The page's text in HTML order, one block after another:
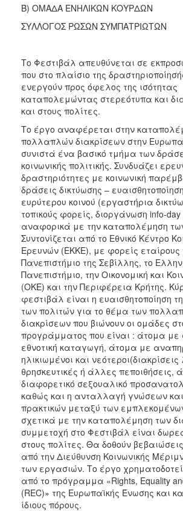
Β) ΟΜΑΔΑ ΕΝΗΛΙΚΩΝ ΚΟΥΡΔΩΝ
ΣΥΛΛΟΓΟΣ ΡΩΣΩΝ ΣΥΜΠΑΤΡΙΩΤΩΝ
Το Φεστιβάλ απευθύνεται σε
που στο πλαίσιο της
ενεργούν προς όφελος της ισότητας
καταπολεμώντας στερεότυπα και
και στους πολίτες.
Το έργο αναφέρεται στην
πολλαπλών διακρίσεων στην
συνιστά ένα βασικό τμήμα των
κοινωνικής πολιτικής. Συνδυάζει
δραστηριότητες με κοινωνική
δράσεις δικτύωσης –
ευρύτερου κοινού (εργαστήρια
τοπικούς φορείς, διοργάνωση info-
αναφορικά με την καταπολέμηση
Συντονίζεται από το Εθνικό Κέντρο
Ερευνών (ΕΚΚΕ), με φορείς εταίρους
Πανεπιστήμιο της Σεβίλλης, το
Πανεπιστήμιο, την Οικονομική και
(ΟΚΕ) και την Περιφέρεια Κρήτης.
φεστιβάλ είναι η ευαισθητοποίηση
των πολιτών για το θέμα των
διακρίσεων που βιώνουν οι ομάδες
προγράμματος που είναι : άτομα με
εθνοτική καταγωγή, άτομα με
ηλικιωμένοι και
θρησκευτικές ή άλλες πεποιθήσεις,
διαφορετικό σεξουαλικό
καθώς και η ανταλλαγή γνώσεων
πρακτικών μεταξύ των
σχετικά με την καταπολέμηση των
συμμετοχή στο Φεστιβάλ είναι
στους πολίτες. Θα δοθούν
από την Διεύθυνση Κοινωνικής
των εργασιών. Το έργο
από το πρόγραμμα «Rights, Equality
(REC)» της Ευρωπαϊκής Ένωσης και
ίδιους πόρους.